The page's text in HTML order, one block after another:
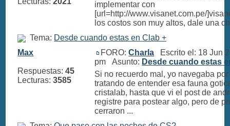
implementar con
[url=http://www.visanet.com.pe/
los costos son muy altos, dale una
Tema: Desde cuando estas en Clab +
Max
Respuestas:45
Lecturas:3585
FORO:Charla Escrito el: 18 Jun
pm Asunto: Desde cuando estas
Si no recuerdo mal, yo navegaba
tratando de entender esa fauna
cristalab, hasta que vi el post de
registre para postear algo, pero de
cerraron ...